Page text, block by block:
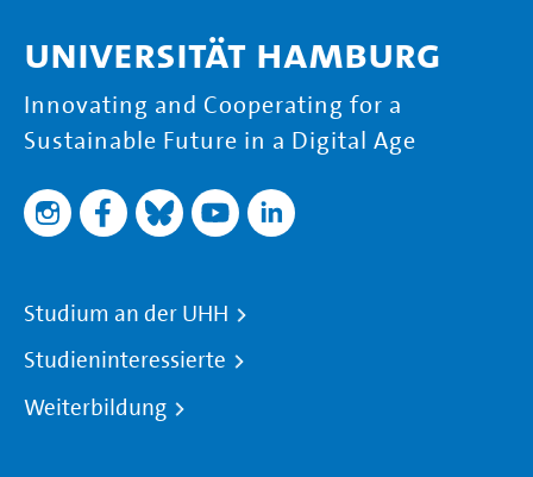
Universität Hamburg
Innovating and Cooperating for a
Sustainable Future in a Digital Age
Studium an der UHH
Studieninteressierte
Weiterbildung